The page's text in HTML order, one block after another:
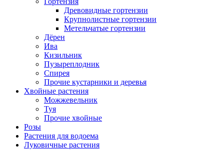
Древовидные гортензии
Крупнолистные гортензии
Метельчатые гортензии
Дёрен
Ива
Кизильник
Пузыреплодник
Спирея
Прочие кустарники и деревья
Хвойные растения
Можжевельник
Туя
Прочие хвойные
Розы
Растения для водоема
Луковичные растения